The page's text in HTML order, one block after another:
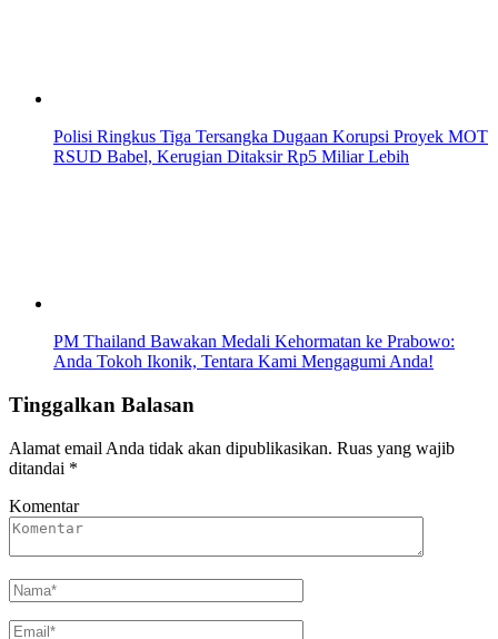
Polisi Ringkus Tiga Tersangka Dugaan Korupsi Proyek MOT
RSUD Babel, Kerugian Ditaksir Rp5 Miliar Lebih
PM Thailand Bawakan Medali Kehormatan ke Prabowo:
Anda Tokoh Ikonik, Tentara Kami Mengagumi Anda!
Tinggalkan Balasan
Alamat email Anda tidak akan dipublikasikan. Ruas yang wajib
ditandai *
Komentar